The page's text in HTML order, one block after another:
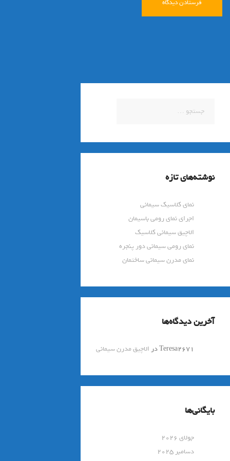
برای:
نوشته‌های تازه
نمای کلاسیک سیمانی
اجرای نمای رومی باسیمان
الاچیق سیمانی کلاسیک
نمای رومی سیمانی دور پنجره
نمای مدرن سیمانی ساختمان
آخرین دیدگاه‌ها
Teresa2671در الاچیق مدرن سیمانی
بایگانی‌ها
جولای 2026
دسامبر 2025